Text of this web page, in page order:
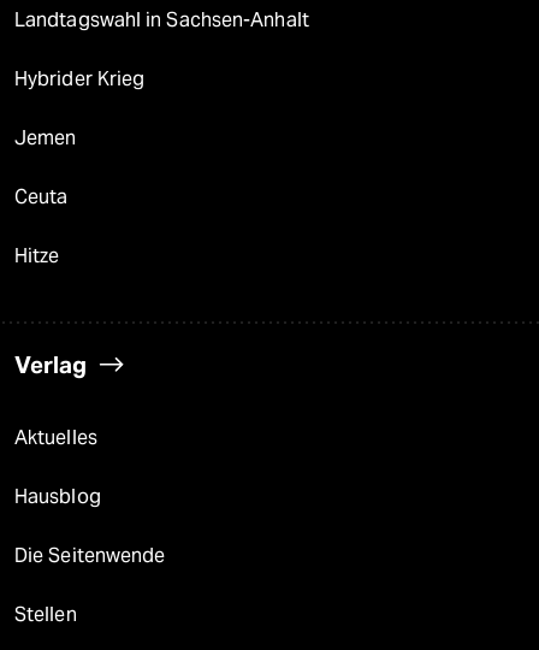
Landtagswahl in Sachsen-Anhalt
Hybrider Krieg
Jemen
Ceuta
Hitze
Verlag
Aktuelles
Hausblog
Die Seitenwende
Stellen